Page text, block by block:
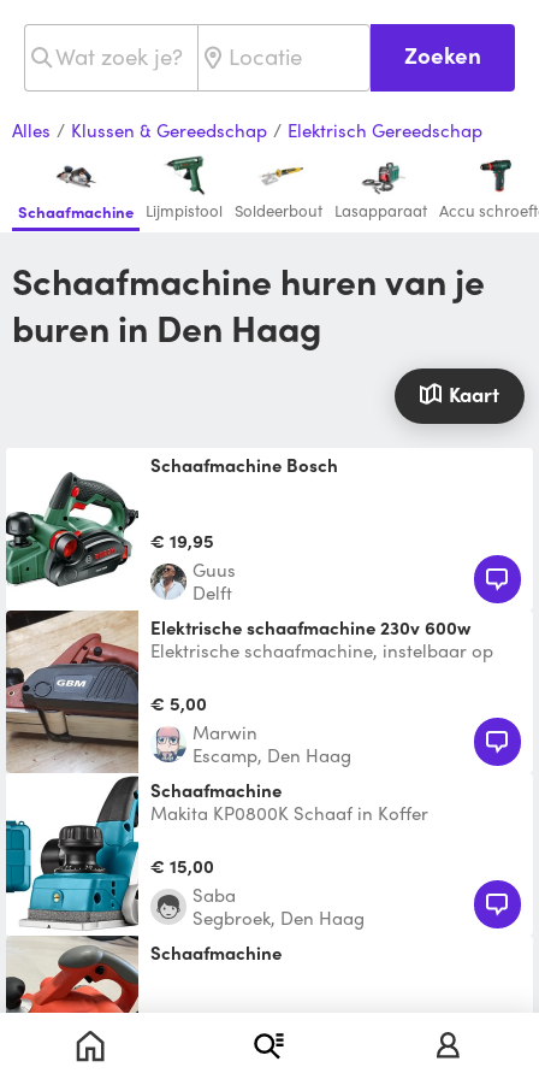
Zoeken
Alles / Klussen & Gereedschap / Elektrisch Gereedschap
Schaafmachine Lijmpistool Soldeerbout Lasapparaat Accu
Schaafmachine huren van je
buren in Den Haag
Kaart
Schaafmachine Bosch
€ 19,95
Guus
Delft
Elektrische schaafmachine 230v 600w
Elektrische schaafmachine, instelbaar op
€ 5,00
Marwin
Escamp, Den Haag
Schaafmachine
Makita KP0800K Schaaf in Koffer
€ 15,00
Saba
Segbroek, Den Haag
Schaafmachine
Willemieke